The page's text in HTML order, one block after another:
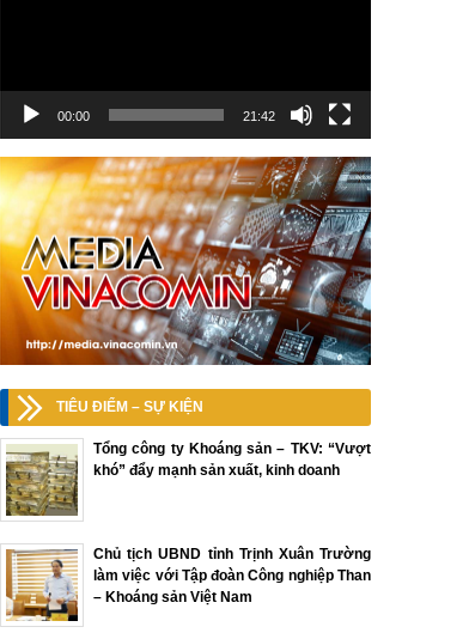
00:00 21:42
TIÊU ĐIỂM – SỰ KIỆN
Tổng công ty Khoáng sản – TKV: “Vượt
khó” đẩy mạnh sản xuất, kinh doanh
Chủ tịch UBND tỉnh Trịnh Xuân Trường
làm việc với Tập đoàn Công nghiệp Than
– Khoáng sản Việt Nam